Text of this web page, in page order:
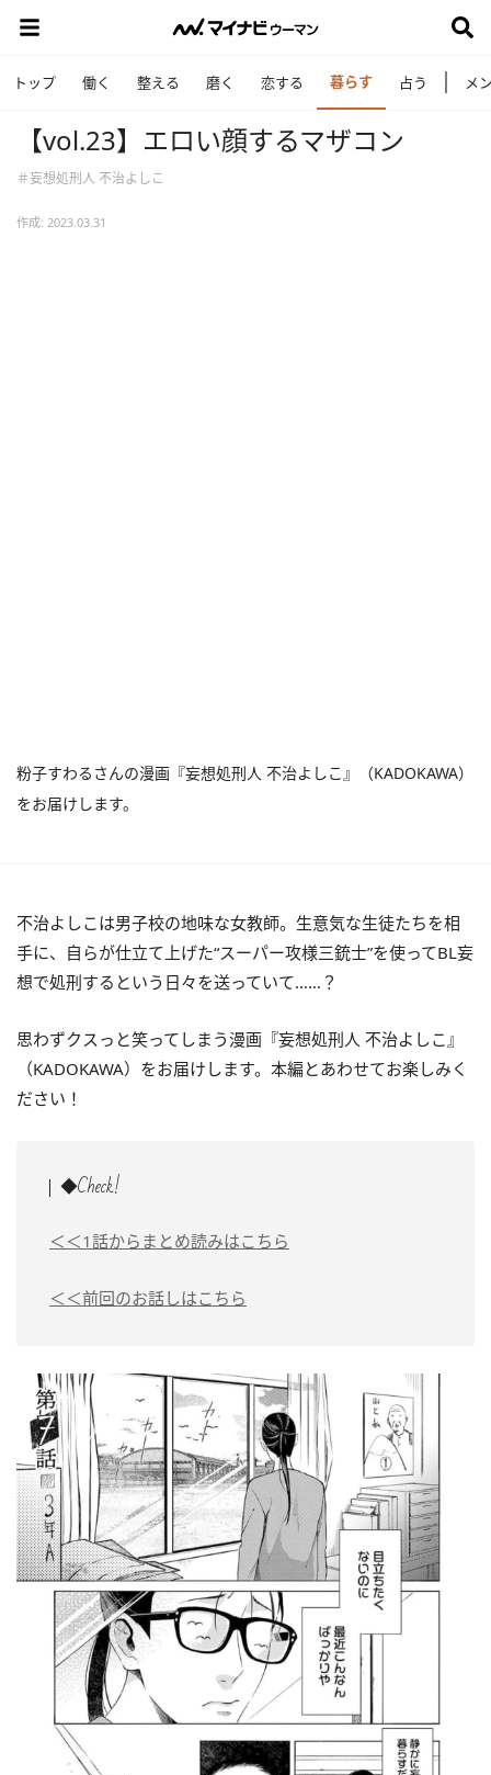
トップ 働く 整える 磨く 恋する 暮らす 占う メ
【vol.23】エロい顔するマザコン
＃妄想処刑人 不治よしこ
作成: 2023.03.31
粉子すわるさんの漫画『妄想処刑人 不治よしこ』（KADOKAWA）
をお届けします。
不治よしこは男子校の地味な女教師。生意気な生徒たちを相
手に、自らが仕立て上げた“スーパー攻様三銃士”を使ってBL妄
想で処刑するという日々を送っていて……？
思わずクスっと笑ってしまう漫画『妄想処刑人 不治よしこ』
（KADOKAWA）をお届けします。本編とあわせてお楽しみく
ださい！
◆Check!
＜＜1話からまとめ読みはこちら
＜＜前回のお話しはこちら